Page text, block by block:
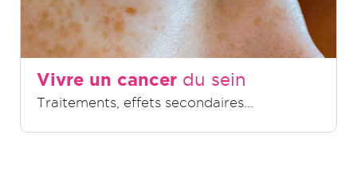
Vivre un cancer du sein
Traitements, effets secondaires...